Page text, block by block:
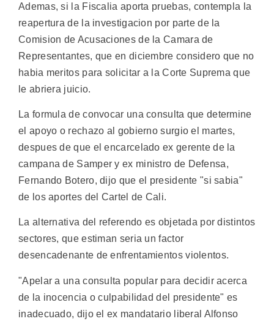
Ademas, si la Fiscalia aporta pruebas, contempla la
reapertura de la investigacion por parte de la
Comision de Acusaciones de la Camara de
Representantes, que en diciembre considero que no
habia meritos para solicitar a la Corte Suprema que
le abriera juicio.
La formula de convocar una consulta que determine
el apoyo o rechazo al gobierno surgio el martes,
despues de que el encarcelado ex gerente de la
campana de Samper y ex ministro de Defensa,
Fernando Botero, dijo que el presidente "si sabia"
de los aportes del Cartel de Cali.
La alternativa del referendo es objetada por distintos
sectores, que estiman seria un factor
desencadenante de enfrentamientos violentos.
"Apelar a una consulta popular para decidir acerca
de la inocencia o culpabilidad del presidente" es
inadecuado, dijo el ex mandatario liberal Alfonso